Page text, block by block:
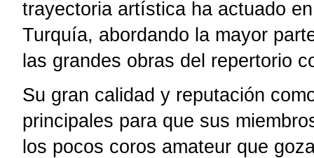
trayectoria artística ha actuado
Turquía, abordando la mayor
las grandes obras del repertorio
Su gran calidad y reputación
principales para que sus
los pocos coros amateur que